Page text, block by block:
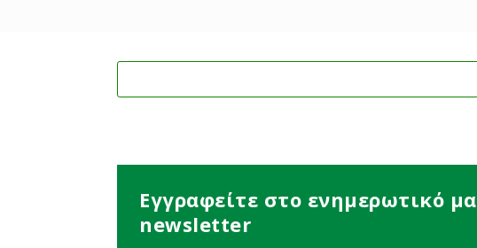
Εγγραφείτε στο ενημερωτικό
newsletter